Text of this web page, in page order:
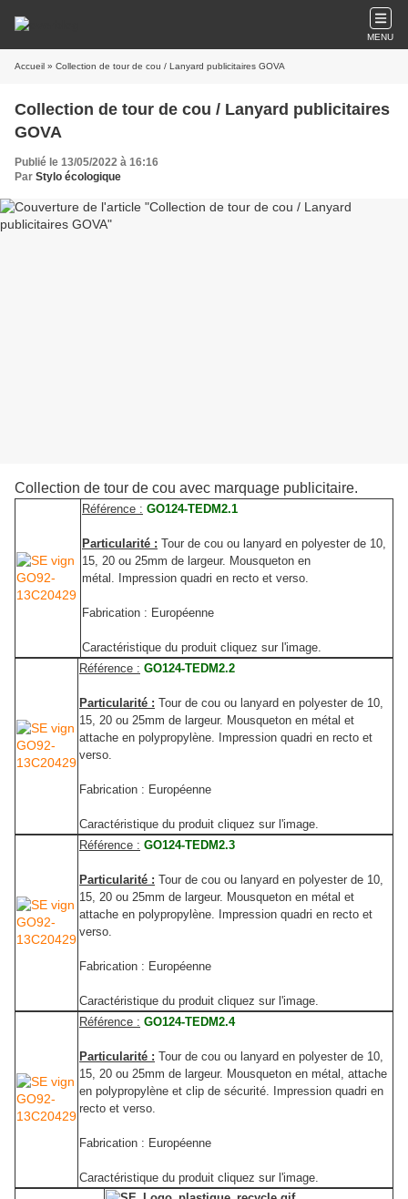
MENU
Accueil » Collection de tour de cou / Lanyard publicitaires GOVA
Collection de tour de cou / Lanyard publicitaires
GOVA
Publié le 13/05/2022 à 16:16
Par Stylo écologique
Collection de tour de cou avec marquage publicitaire.
Référence : GO124-TEDM2.1
Particularité : Tour de cou ou lanyard en polyester de 10,
15, 20 ou 25mm de largeur. Mousqueton en
métal. Impression quadri en recto et verso.
Fabrication : Européenne
Caractéristique du produit cliquez sur l'image.
Référence : GO124-TEDM2.2
Particularité : Tour de cou ou lanyard en polyester de 10,
15, 20 ou 25mm de largeur. Mousqueton en métal et
attache en polypropylène. Impression quadri en recto et
verso.
Fabrication : Européenne
Caractéristique du produit cliquez sur l'image.
Référence : GO124-TEDM2.3
Particularité : Tour de cou ou lanyard en polyester de 10,
15, 20 ou 25mm de largeur. Mousqueton en métal et
attache en polypropylène. Impression quadri en recto et
verso.
Fabrication : Européenne
Caractéristique du produit cliquez sur l'image.
Référence : GO124-TEDM2.4
Particularité : Tour de cou ou lanyard en polyester de 10,
15, 20 ou 25mm de largeur. Mousqueton en métal, attache
en polypropylène et clip de sécurité. Impression quadri en
recto et verso.
Fabrication : Européenne
Caractéristique du produit cliquez sur l'image.